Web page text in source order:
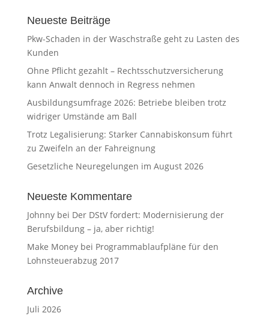
Neueste Beiträge
Pkw-Schaden in der Waschstraße geht zu Lasten des
Kunden
Ohne Pflicht gezahlt – Rechtsschutzversicherung
kann Anwalt dennoch in Regress nehmen
Ausbildungsumfrage 2026: Betriebe bleiben trotz
widriger Umstände am Ball
Trotz Legalisierung: Starker Cannabiskonsum führt
zu Zweifeln an der Fahreignung
Gesetzliche Neuregelungen im August 2026
Neueste Kommentare
Johnnybei Der DStV fordert: Modernisierung der
Berufsbildung – ja, aber richtig!
Make Moneybei Programmablaufpläne für den
Lohnsteuerabzug 2017
Archive
Juli 2026